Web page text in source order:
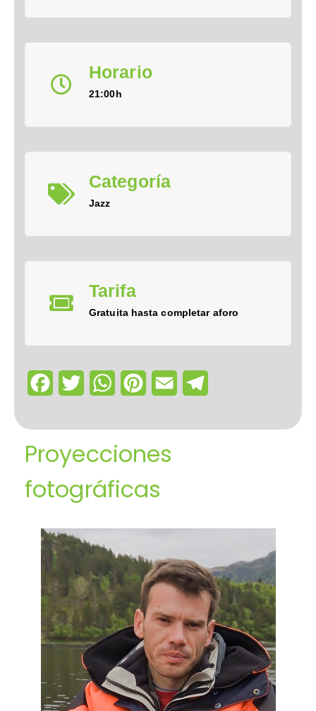
Horario
21:00h
Categoría
Jazz
Tarifa
Gratuita hasta completar aforo
Facebook
Twitter WhatsAppPinterestEmail
Proyecciones
fotográficas